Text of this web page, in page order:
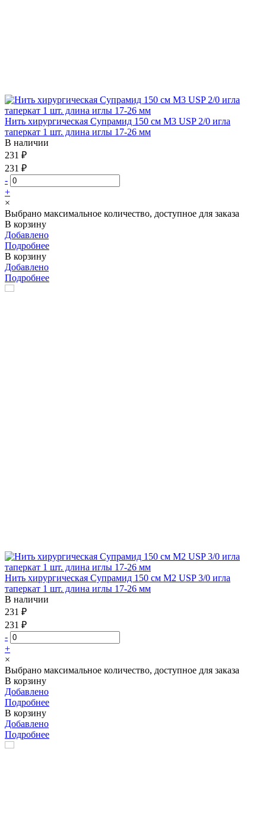
Нить хирургическая Супрамид 150 см М3 USP 2/0 игла
таперкат 1 шт. длина иглы 17-26 мм
В наличии
231 ₽
231 ₽
-
+
×
Выбрано максимальное количество, доступное для заказа
В корзину
Добавлено
Подробнее
В корзину
Добавлено
Подробнее
Нить хирургическая Супрамид 150 см М2 USP 3/0 игла
таперкат 1 шт. длина иглы 17-26 мм
В наличии
231 ₽
231 ₽
-
+
×
Выбрано максимальное количество, доступное для заказа
В корзину
Добавлено
Подробнее
В корзину
Добавлено
Подробнее